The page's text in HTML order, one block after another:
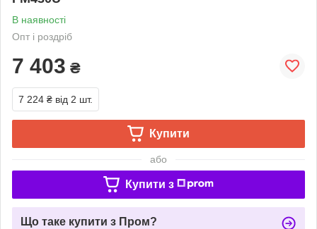
В наявності
Опт і роздріб
7 403 ₴
7 224 ₴ від 2 шт.
Купити
або
Купити з
Що таке купити з Пром?